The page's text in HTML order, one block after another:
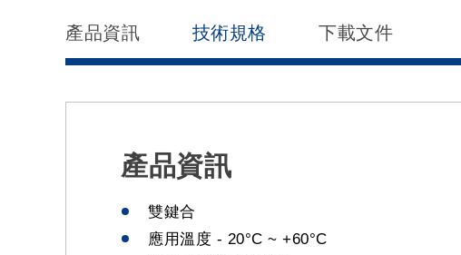
產品資訊 技術規格 下載文件
產品資訊
雙鍵合
應用溫度 - 20°C ~ +60°C